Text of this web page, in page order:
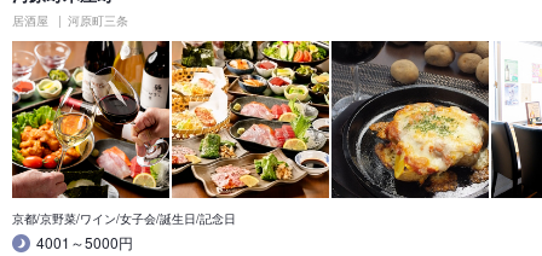
居酒屋 河原町三条
京都/京野菜/ワイン/女子会/誕生日/記念日
4001～5000円